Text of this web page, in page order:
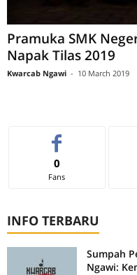
Pramuka SMK
Napak Tilas 2019
Kwarcab Ngawi - 10 March 2019
0
Fans
INFO TERBARU
Sumpah
Ngawi: